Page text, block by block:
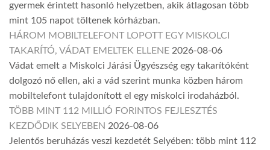
gyermek érintett hasonló helyzetben, akik átlagosan több
mint 105 napot töltenek kórházban.
HÁROM MOBILTELEFONT LOPOTT EGY MISKOLCI
TAKARÍTÓ, VÁDAT EMELTEK ELLENE 2026-08-06
Vádat emelt a Miskolci Járási Ügyészség egy takarítóként
dolgozó nő ellen, aki a vád szerint munka közben három
mobiltelefont tulajdonított el egy miskolci irodaházból.
TÖBB MINT 112 MILLIÓ FORINTOS FEJLESZTÉS
KEZDŐDIK SELYEBEN 2026-08-06
Jelentős beruházás veszi kezdetét Selyében: több mint 112